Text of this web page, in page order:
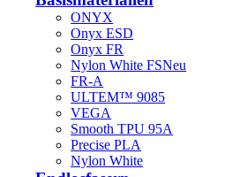
ONYX
Onyx ESD
Onyx FR
Nylon White FSNeu
FR-A
ULTEM™ 9085
VEGA
Smooth TPU 95A
Precise PLA
Nylon White